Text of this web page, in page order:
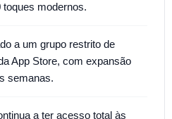
modernos.
a um grupo restrito de
App Store, com expansão
semanas.
a ter acesso total às